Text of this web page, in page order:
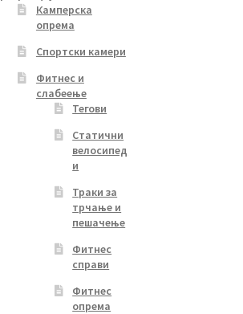
Камперска
опрема
Спортски камери
Фитнес и
слабеење
Тегови
Статични
велосипед
и
Траки за
трчање и
пешачење
Фитнес
справи
Фитнес
опрема